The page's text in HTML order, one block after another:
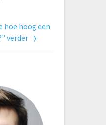
hoe hoog een
verder